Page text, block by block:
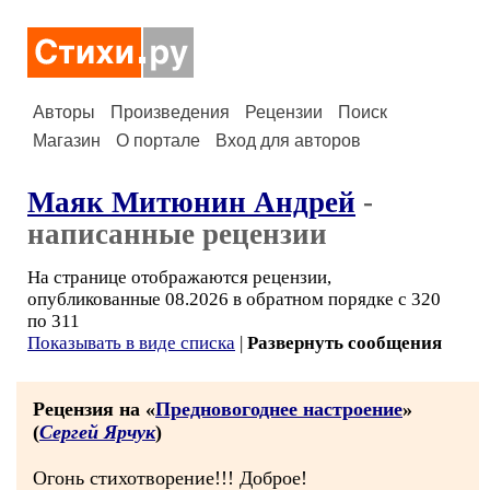
Авторы Произведения Рецензии
Поиск
Магазин
О портале Вход для авторов
Маяк Митюнин Андрей -
написанные рецензии
На странице отображаются рецензии,
опубликованные 08.2026 в обратном порядке с 320
по 311
Показывать в виде списка | Развернуть сообщения
Рецензия на «Предновогоднее настроение»
(Сергей Ярчук)
Огонь стихотворение!!! Доброе!